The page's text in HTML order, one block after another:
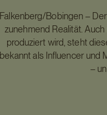
Falkenberg/Bobingen –
zunehmend Realität.
produziert wird, steht
bekannt als Influencer und
–